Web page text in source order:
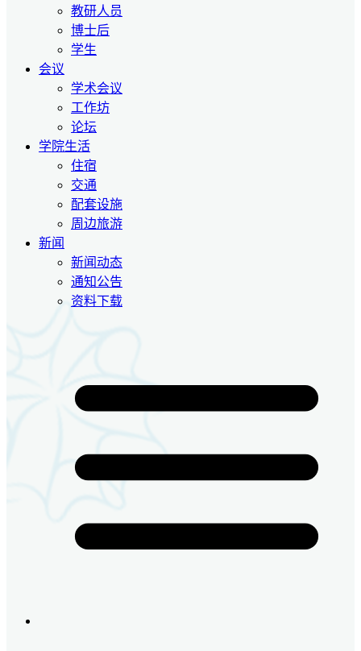
教研人员
博士后
学生
会议
学术会议
工作坊
论坛
学院生活
住宿
交通
配套设施
周边旅游
新闻
新闻动态
通知公告
资料下载